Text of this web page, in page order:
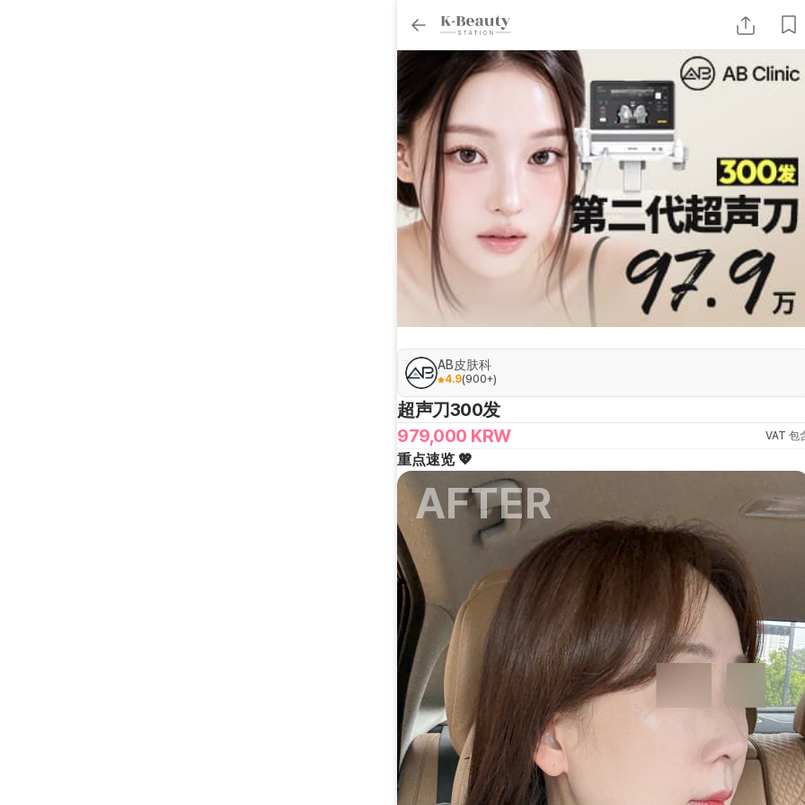
AB皮肤科
4.9(900+)
超声刀300发
979,000 KRW VAT 包
重点速览 💖
AFTER